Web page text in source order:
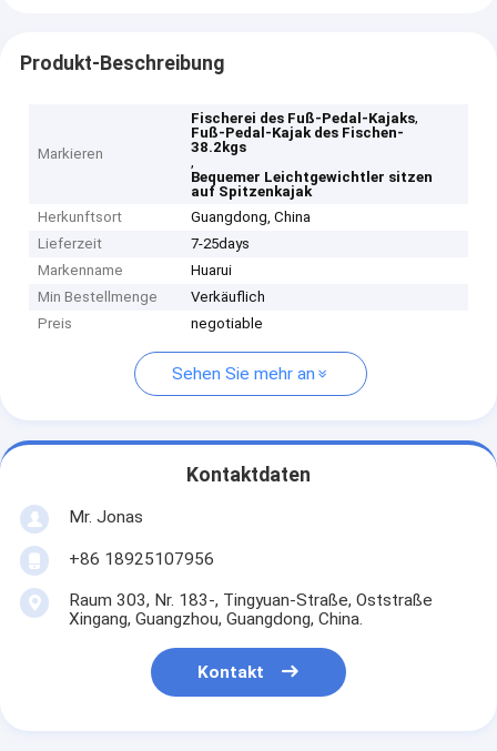
Produkt-Beschreibung
Markieren
Fischerei des Fuß-Pedal-Kajaks,
Fuß-Pedal-Kajak des Fischen-
38.2kgs
,
Bequemer Leichtgewichtler sitzen
auf Spitzenkajak
Herkunftsort
Guangdong, China
Lieferzeit
7-25days
Markenname
Huarui
Min Bestellmenge
Verkäuflich
Preis
negotiable
Sehen Sie mehr an
Kontaktdaten
Mr. Jonas
+86 18925107956
Raum 303, Nr. 183-, Tingyuan-Straße, Oststraße
Xingang, Guangzhou, Guangdong, China.
Kontakt